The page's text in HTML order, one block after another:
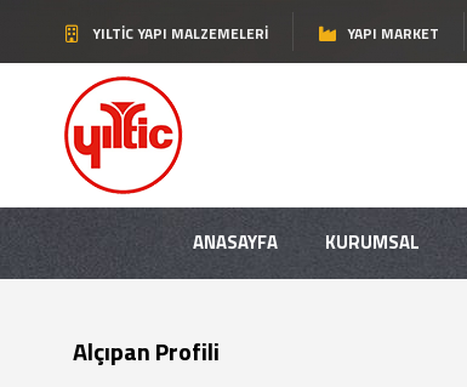
YILTIC YAPI MALZEMELERI YAPI MARKET
ANASAYFA KURUMSAL
Alçıpan Profili